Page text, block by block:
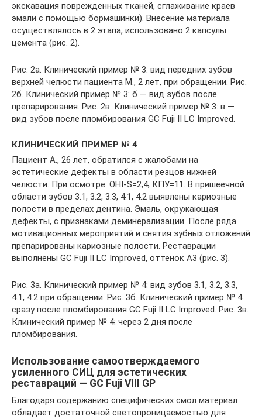
экскавация поврежденных тканей, сглаживание краев
эмали с помощью бормашинки). Внесение материала
осуществлялось в 2 этапа, использовано 2 капсулы
цемента (рис. 2).
Рис. 2а. Клинический пример № 3: вид передних зубов
верхней челюсти пациента М., 2 лет, при обращении. Рис.
2б. Клинический пример № 3: б — вид зубов после
препарирования. Рис. 2в. Клинический пример № 3: в —
вид зубов после пломбирования GC Fuji II LC Improved.
КЛИНИЧЕСКИЙ ПРИМЕР № 4
Пациент А., 26 лет, обратился с жалобами на
эстетические дефекты в области резцов нижней
челюсти. При осмотре: OHI-S=2,4; КПУ=11. В пришеечной
области зубов 3.1, 3.2, 3.3, 4.1, 4.2 выявлены кариозные
полости в пределах дентина. Эмаль, окружающая
дефекты, с признаками деминерализации. После ряда
мотивационных мероприятий и снятия зубных отложений
препарированы кариозные полости. Реставрации
выполнены GC Fuji II LC Improved, оттенок А3 (рис. 3).
Рис. 3а. Клинический пример № 4: вид зубов 3.1, 3.2, 3.3,
4.1, 4.2 при обращении. Рис. 3б. Клинический пример № 4:
сразу после пломбирования GC Fuji II LC Improved. Рис. 3в.
Клинический пример № 4: через 2 дня после
пломбирования.
Использование самоотверждаемого
усиленного СИЦ для эстетических
реставраций — GC Fuji VIII GP
Благодаря содержанию специфических смол материал
обладает достаточной светопроницаемостью для